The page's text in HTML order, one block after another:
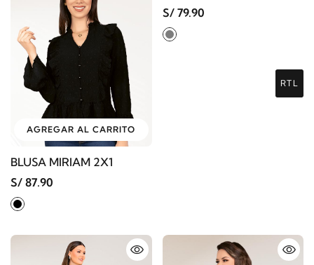
RTL
AGREGAR AL CARRITO
BLUSA MIRIAM 2X1
S/ 87.90
S/ 79.90